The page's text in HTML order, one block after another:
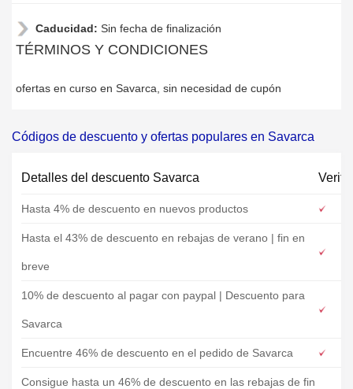
Caducidad: Sin fecha de finalización
TÉRMINOS Y CONDICIONES
ofertas en curso en Savarca, sin necesidad de cupón
Códigos de descuento y ofertas populares en Savarca
Detalles del descuento Savarca
Hasta 4% de descuento en nuevos productos
Hasta el 43% de descuento en rebajas de verano | fin en
breve
10% de descuento al pagar con paypal | Descuento para
Savarca
Encuentre 46% de descuento en el pedido de Savarca
Consigue hasta un 46% de descuento en las rebajas de fin